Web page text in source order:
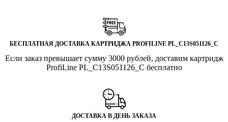
БЕСПЛАТНАЯ ДОСТАВКА КАРТРИДЖА PROFILINE PL_C13S051126_C
Если заказ превышает сумму 3000 рублей, доставим картридж
ProfiLine PL_C13S051126_C бесплатно
ДОСТАВКА В ДЕНЬ ЗАКАЗА